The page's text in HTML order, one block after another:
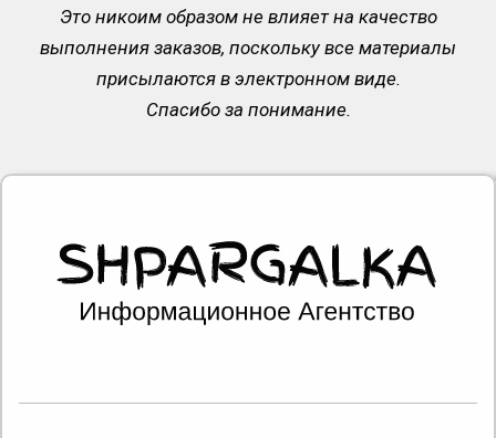
Это никоим образом не влияет на качество
выполнения заказов, поскольку все материалы
присылаются в электронном виде.
Спасибо за понимание.